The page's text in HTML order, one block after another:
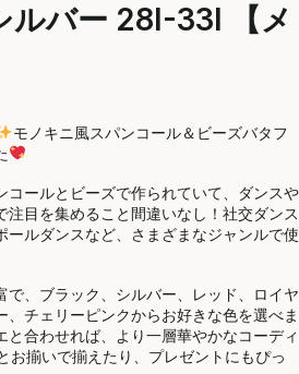
ルバー 28I-33I 【メ
モノキニ風スパンコール＆ビーズバタフ
コールとビーズで作られていて、ダンスや
注目を集めること間違いなし！社交ダンス
ールダンスなど、さまざまなジャンルで使
で、ブラック、シルバー、レッド、ロイヤ
、チェリーピンクからお好きな色を選べま
合わせれば、より一層華やかなコーディ
お揃いで揃えたり、プレゼントにもぴっ